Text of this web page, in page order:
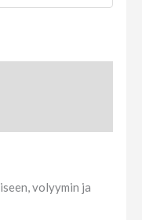
volyymin ja